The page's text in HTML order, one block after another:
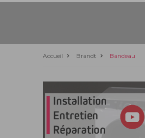
Accueil Brandt Bandeau